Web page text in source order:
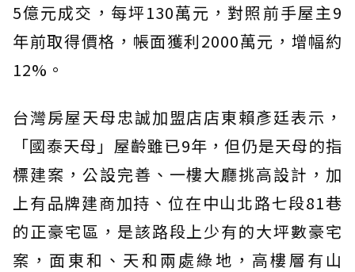
5億元成交，每坪130萬元，對照前手屋主9
年前取得價格，帳面獲利2000萬元，增幅約
12%。
台灣房屋天母忠誠加盟店店東賴彥廷表示，
「國泰天母」屋齡雖已9年，但仍是天母的指
標建案，公設完善、一樓大廳挑高設計，加
上有品牌建商加持、位在中山北路七段81巷
的正豪宅區，是該路段上少有的大坪數豪宅
案，面東和、天和兩處綠地，高樓層有山